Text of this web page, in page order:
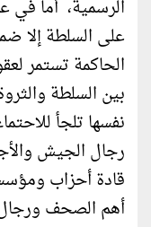
الرسمية، أما في
على السلطة إلا
الحاكمة تستمر
بين السلطة
نفسها تلجأ
رجال الجيش
قادة أحزاب
أهم الصحف ورجال